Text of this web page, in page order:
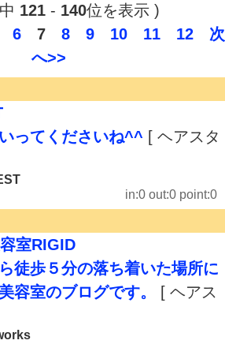
121- 140位を表示 )
6 7 8 9 10 11 12
次
へ>>
ってくださいね^^ [ ヘアスタ
in:0 out:0 point:0
室RIGID
徒歩５分の落ち着いた場所に
容室のブログです。
[ ヘアス